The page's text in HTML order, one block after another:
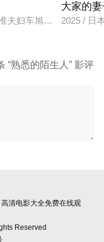
神像杀人事件，勘案过
夫妇车旭和敏珠，车旭
大家的
2025 / 日
“熟悉的陌生人” 影评
清电影大全免费在线观
Reserved